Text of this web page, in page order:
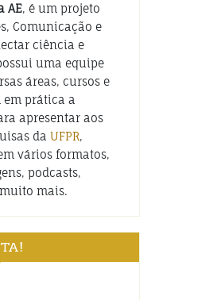
AE, é um projeto
Comunicação e
ciência e
uma equipe
áreas, cursos e
prática a
apresentar aos
da UFPR,
vários formatos,
podcasts,
mais.